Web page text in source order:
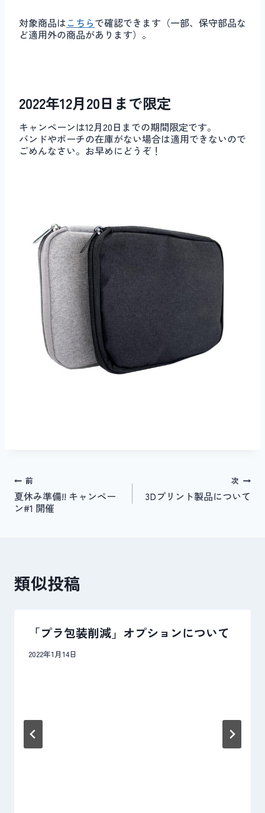
対象商品はこちらで確認できます（一部、保守部品な
ど適用外の商品があります）。
2022年12月20日まで限定
キャンペーンは12月20日までの期間限定です。
バンドやポーチの在庫がない場合は適用できないので
ごめんなさい。お早めにどうぞ！
投
稿
ゲ
ョ
前
夏休み準備!! キャンペー
ン#1 開催
次
3Dプリント製品について
類似投稿
「プラ包装削減」オプションについて
2022年1月14日